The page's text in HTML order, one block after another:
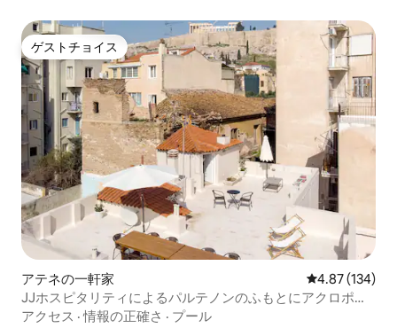
ゲストチョイス
ゲストチョイス
アテネの一軒家 レビュー134
4.87 (134)
JJホスピタリティによるパルテノンのふもとにアクロポリ
スハイツ
アクセス ·情報の正確さ · プール